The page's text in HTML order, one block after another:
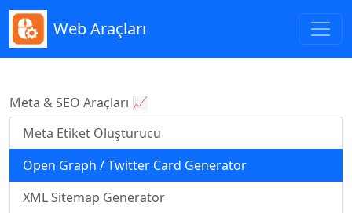
Web Araçları
Meta & SEO Araçları 📈
Meta Etiket Oluşturucu
Open Graph / Twitter Card Generator
XML Sitemap Generator